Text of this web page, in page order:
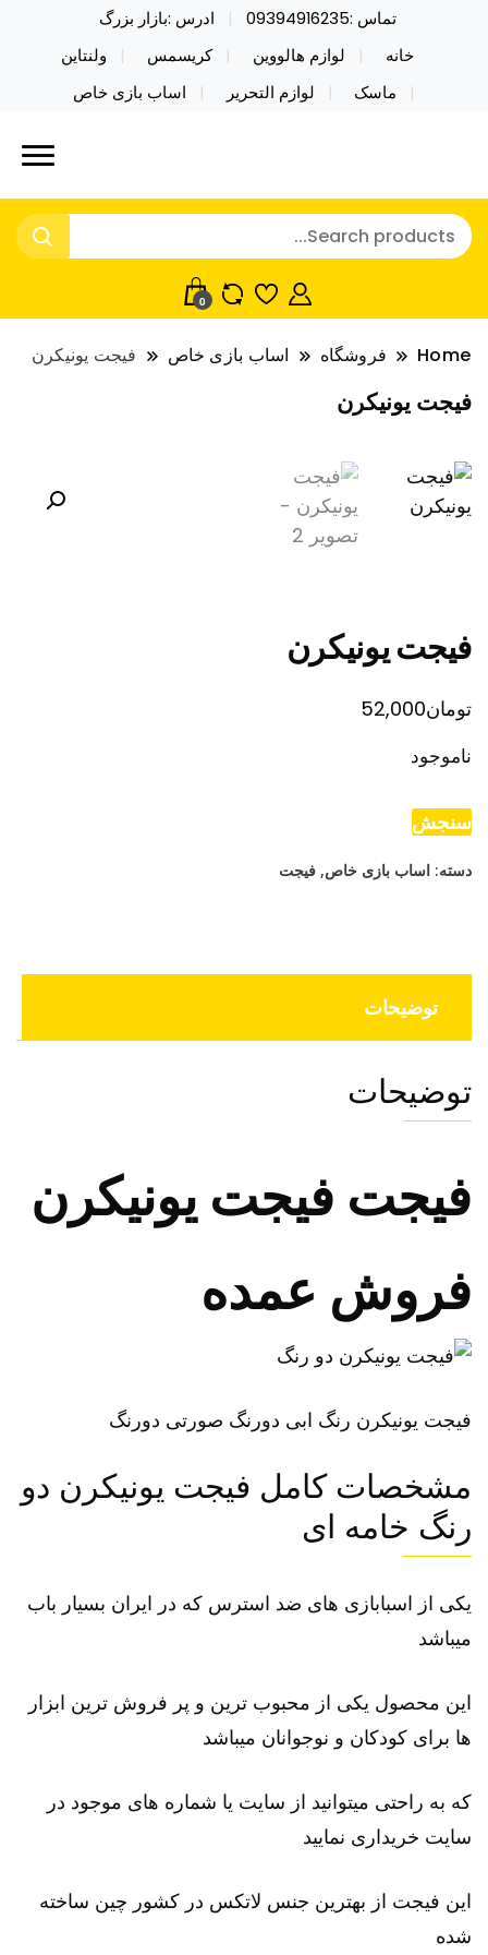
تماس :09394916235
ادرس :بازار بزرگ
خانه
لوازم هالووین کریسمس
ولنتاین
ماسک
لوازم التحریر اساب بازی خاص
نایکر توی فروش عمده لوازم هالووین
ولن تاین کادویی کریسمس اکسسوری
خرید محصولات خاص فیجت اسباب بازی تراول ماگ نایکر
توی فروش عمده لوازم هالووین ولن تاین کادویی
کریسمس اکسسوری ماسک در واردات مستقیم
0
Home فروشگاه اساب بازی خاص فیجت یونیکرن
فیجت یونیکرن
فیجت یونیکرن
تومان52,000
ناموجود
سنجش
دسته: اساب بازی خاص, فیجت
توضیحات
توضیحات
فیجت فیجت یونیکرن
فروش عمده
فیجت یونیکرن رنگ ابی دورنگ صورتی دورنگ
مشخصات کامل فیجت یونیکرن دو
رنگ خامه ای
یکی از اسبابازی های ضد استرس که در ایران بسیار باب
میباشد
این محصول یکی از محبوب ترین و پر فروش ترین ابزار
ها برای کودکان و نوجوانان میباشد
که به راحتی میتوانید از سایت یا شماره های موجود در
سایت خریداری نمایید
این فیجت از بهترین جنس لاتکس در کشور چین ساخته
شده